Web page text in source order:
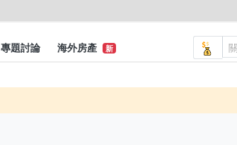
專題討論 海外房產 新